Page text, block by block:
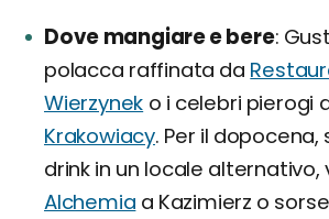
Dove mangiare e bere
polacca raffinata da
Wierzynek o i celebri pierogi
Krakowiacy. Per il dopocena,
drink in un locale alternativo,
Alchemia a Kazimierz o